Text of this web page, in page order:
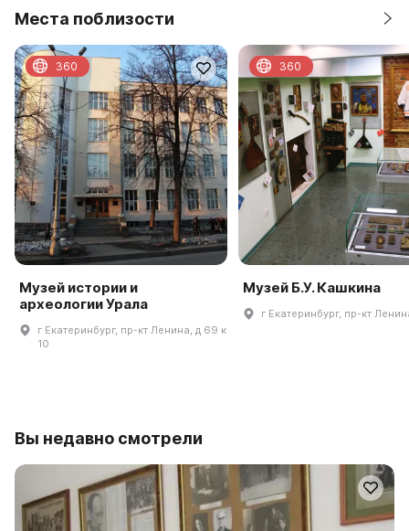
Места поблизости
Музей истории и
археологии Урала
г Екатеринбург, пр-кт Ленина, д 69 к
10
360
Музей Б.У. Кашкина
г Екатеринбург, пр-кт
360
Вы недавно смотрели